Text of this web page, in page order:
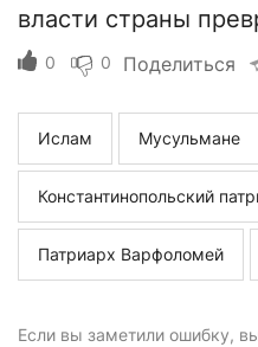
власти страны
0 0 Поделиться
Ислам Мусульмане
Константинопольский
Патриарх Варфоломей
Если вы заметили ошибку,